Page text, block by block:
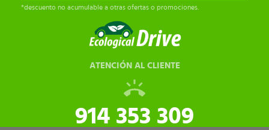
*descuento no acumulable a otras ofertas o promociones.
ATENCIÓN AL CLIENTE
914 353 309